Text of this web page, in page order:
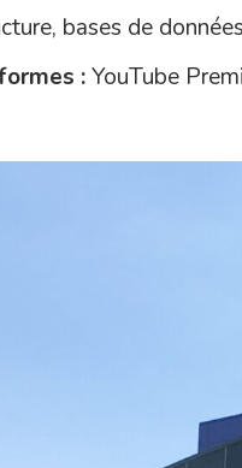
bases de
:YouTube